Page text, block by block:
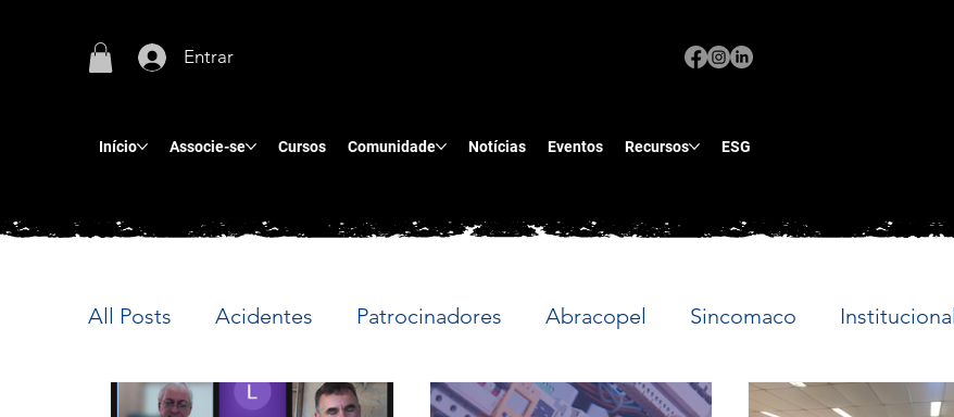
Entrar
Início Associe-se Cursos Comunidade Notícias Eventos Recursos ESG
All Posts Acidentes Patrocinadores Abracopel Sincomaco Institucional
Parceiros Treinamento Eventos